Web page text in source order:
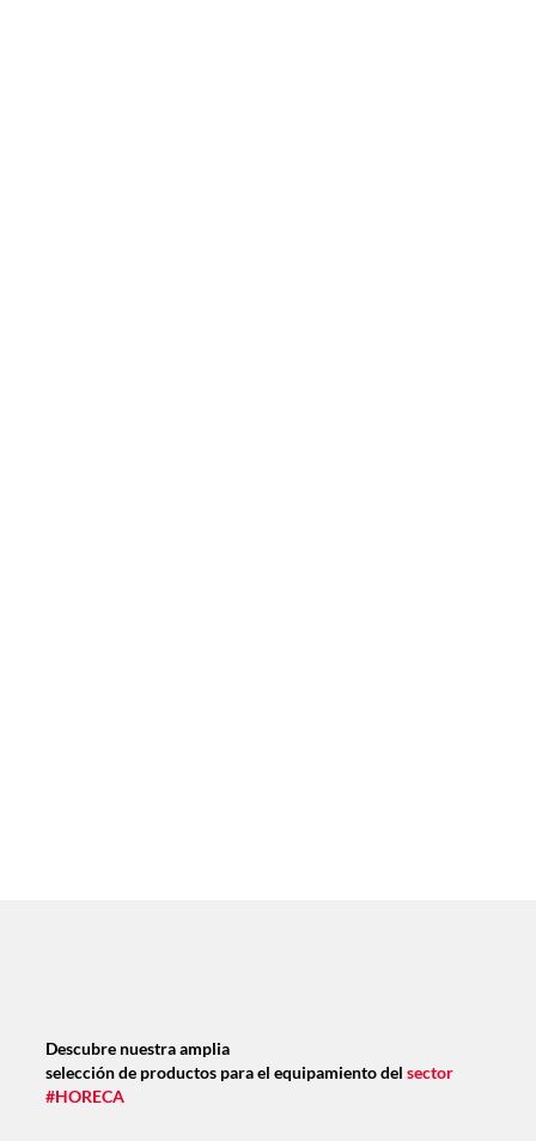
Descubre nuestra amplia
selección de productos para el equipamiento del sector
#HORECA